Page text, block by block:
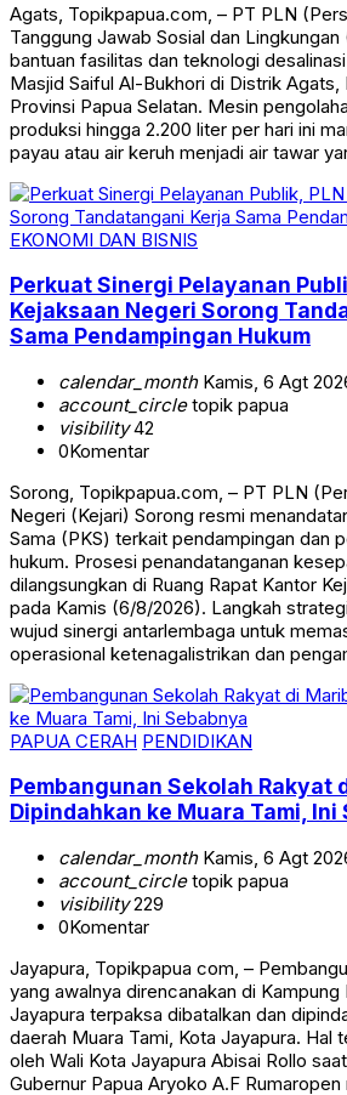
Agats, Topikpapua.com, – PT PLN
Tanggung Jawab Sosial dan
bantuan fasilitas dan teknologi
Masjid Saiful Al-Bukhori di Distrik Agats,
Provinsi Papua Selatan. Mesin
produksi hingga 2.200 liter per hari ini
payau atau air keruh menjadi air tawar
EKONOMI DAN BISNIS
Perkuat Sinergi Pelayanan
Kejaksaan Negeri Sorong
Sama Pendampingan Hukum
calendar_monthKamis, 6 Agt
account_circletopik papua
visibility42
0Komentar
Sorong, Topikpapua.com, – PT PLN
Negeri (Kejari) Sorong resmi
Sama (PKS) terkait pendampingan dan
hukum. Prosesi penandatanganan
dilangsungkan di Ruang Rapat Kantor
pada Kamis (6/8/2026). Langkah
wujud sinergi antarlembaga untuk
operasional ketenagalistrikan dan
PAPUA CERAH PENDIDIKAN
Pembangunan Sekolah Rakyat
Dipindahkan ke Muara Tami, Ini
calendar_monthKamis, 6 Agt
account_circletopik papua
visibility229
0Komentar
Jayapura, Topikpapua com, –
yang awalnya direncanakan di
Jayapura terpaksa dibatalkan dan
daerah Muara Tami, Kota Jayapura. Hal
oleh Wali Kota Jayapura Abisai Rollo
Gubernur Papua Aryoko A.F Rumaropen